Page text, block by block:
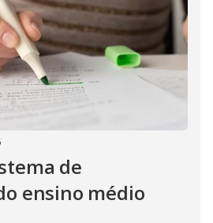
de
ensino médio